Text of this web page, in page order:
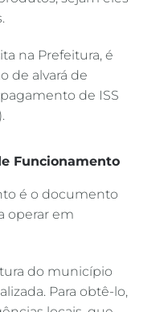
na Prefeitura, é
de alvará de
de ISS
Funcionamento
é o documento
operar em
do município
Para obtê-lo,